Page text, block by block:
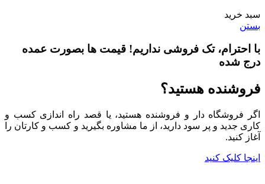
سبد خرید
بستن
با احترام، تک فروشی نداریم! قیمت ها بصورت عمده
درج شده
فروشنده هستید؟
اگر فروشگاه دار و فروشنده هستید، یا قصد راه اندازی کسب و
کاری جدید و پر سود دارید، از ما مشاوره بگیرید و کسب و کارتان را
آغاز کنید.
اینجا کلیک کنید